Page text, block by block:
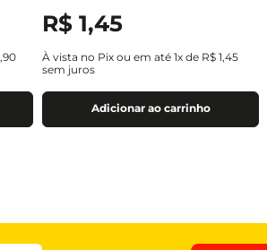
,90
R$ 1,45
À vista no Pix ou em até 1x de R$ 1,45
sem juros
Adicionar ao carrinho